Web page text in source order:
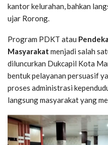
kantor kelurahan, bahkan
ujar Rorong.
Program PDKT atau
Masyarakat menjadi salah
diluncurkan Dukcapil Kota
bentuk pelayanan persuasif
proses administrasi
langsung masyarakat yang